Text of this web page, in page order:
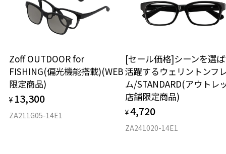
お気に入りに追加済です。
Zoff OUTDOOR for
FISHING(偏光機能搭載)(WEB
限定商品)
¥ 13,300
ZA211G05-14E1
[セール価格]シーンを選
活躍するウェリントンフ
ム/STANDARD(アウトレ
店舗限定商品)
¥4,720
ZA241020-14E1